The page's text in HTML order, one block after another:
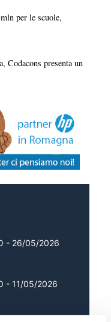
per le scuole,
Codacons presenta un
- 26/05/2026
- 11/05/2026